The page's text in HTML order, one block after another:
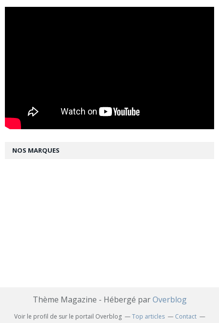
NOS MARQUES
Thème Magazine - Hébergé parOverblog
Voir le profil de sur le portail Overblog Top articles
Contact